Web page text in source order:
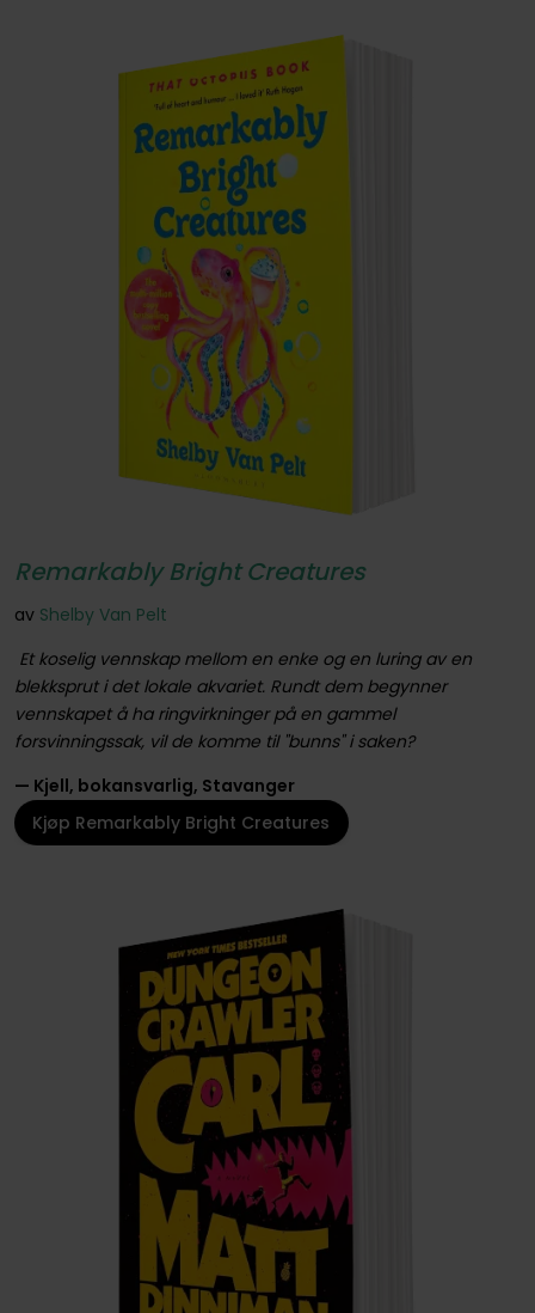
Remarkably Bright Creatures
av Shelby Van Pelt
Et koselig vennskap mellom en enke og en luring av en
blekksprut i det lokale akvariet. Rundt dem begynner
vennskapet å ha ringvirkninger på en gammel
forsvinningssak, vil de komme til "bunns" i saken?
— Kjell, bokansvarlig, Stavanger
Kjøp Remarkably Bright Creatures